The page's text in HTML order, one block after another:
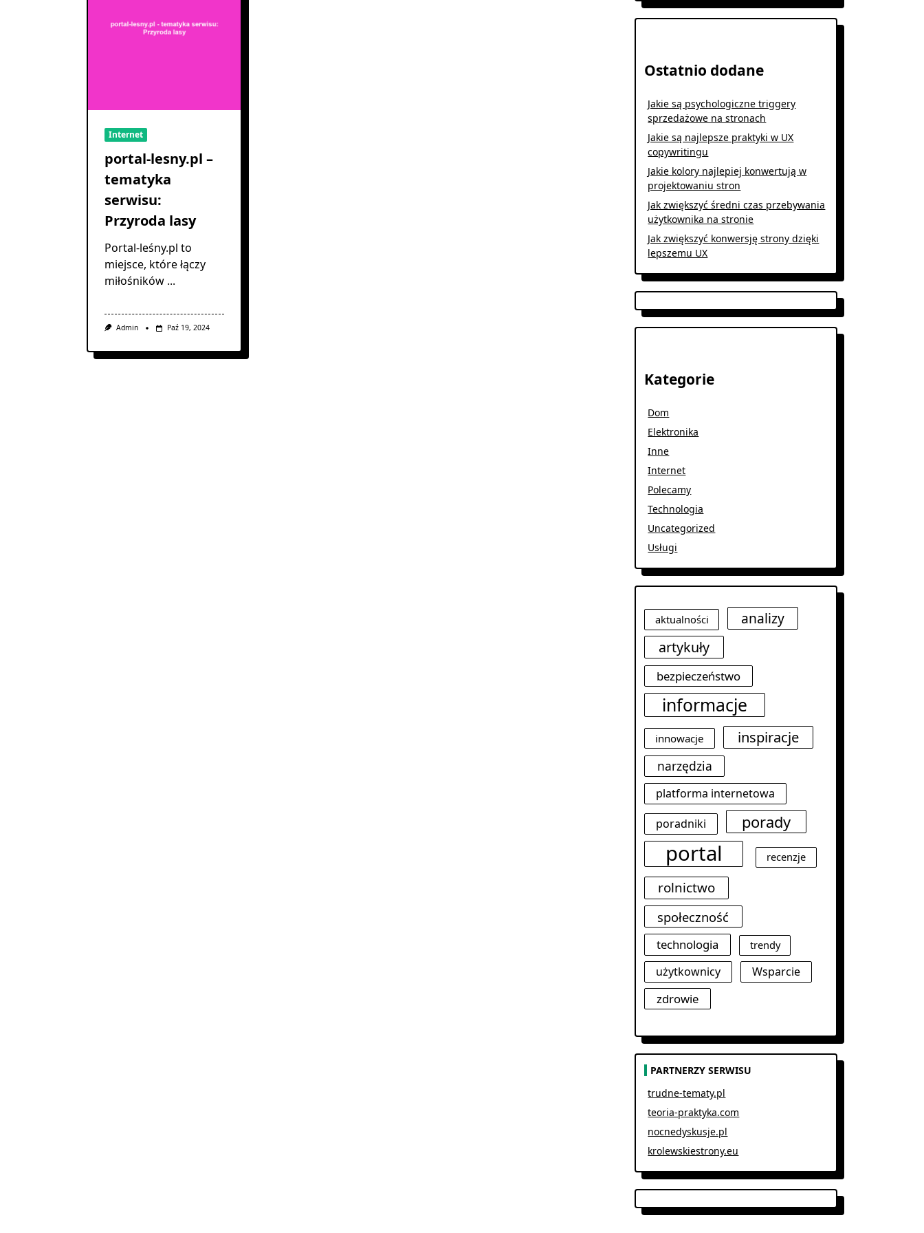
Internet
portal-lesny.pl –
tematyka
serwisu:
Przyroda lasy
Portal-leśny.pl to
miejsce, które łączy
miłośników ...
Admin Paź 19, 2024
Ostatnio dodane
Jakie są psychologiczne triggery
sprzedażowe na stronach
Jakie są najlepsze praktyki w UX
copywritingu
Jakie kolory najlepiej konwertują w
projektowaniu stron
Jak zwiększyć średni czas przebywania
użytkownika na stronie
Jak zwiększyć konwersję strony dzięki
lepszemu UX
Kategorie
Dom
Elektronika
Inne
Internet
Polecamy
Technologia
Uncategorized
Usługi
aktualności
analizy
artykuły
bezpieczeństwo
informacje
innowacje inspiracje
narzędzia
platforma internetowa
poradniki
porady
portal recenzje
rolnictwo
społeczność
technologia trendy
użytkownicy Wsparcie
zdrowie
PARTNERZY SERWISU
trudne-tematy.pl
teoria-praktyka.com
nocnedyskusje.pl
krolewskiestrony.eu